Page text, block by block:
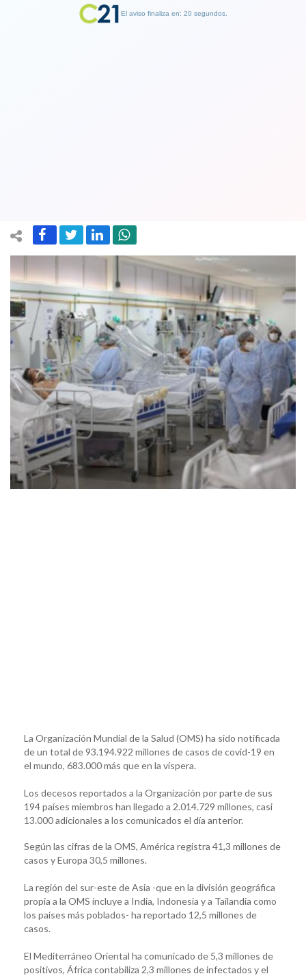
La Organización Mundial de la Salud (OMS) ha sido notificada
de un total de 93.194.922 millones de casos de covid-19 en
el mundo, 683.000 más que en la víspera.
Los decesos reportados a la Organización por parte de sus
194 países miembros han llegado a 2.014.729 millones, casi
13.000 adicionales a los comunicados el día anterior.
Según las cifras de la OMS, América registra 41,3 millones de
casos y Europa 30,5 millones.
La región del sur-este de Asia -que en la división geográfica
propia a la OMS incluye a India, Indonesia y a Tailandia como
los países más poblados- ha reportado 12,5 millones de
casos.
El Mediterráneo Oriental ha comunicado de 5,3 millones de
positivos, África contabiliza 2,3 millones de infectados y el
El aviso finaliza en: 19 segundos.